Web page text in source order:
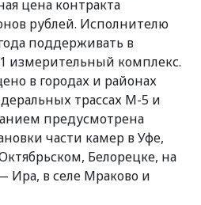
цена контракта
рублей. Исполнителю
поддерживать в
измерительный комплекс.
в городах и районах
трассах М-5 и
предусмотрена
части камер в Уфе,
Белорецке, на
Ира, в селе Мраково и